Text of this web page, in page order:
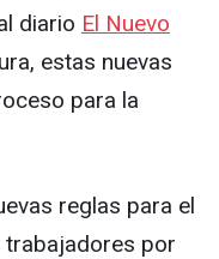
diario El Nuevo
estas nuevas
para la
reglas para el
trabajadores por